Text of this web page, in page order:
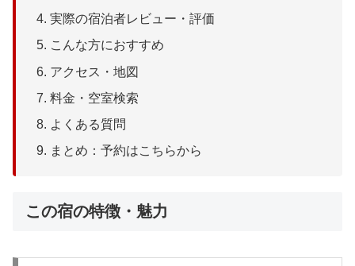
実際の宿泊者レビュー・評価
こんな方におすすめ
アクセス・地図
料金・空室検索
よくある質問
まとめ：予約はこちらから
この宿の特徴・魅力